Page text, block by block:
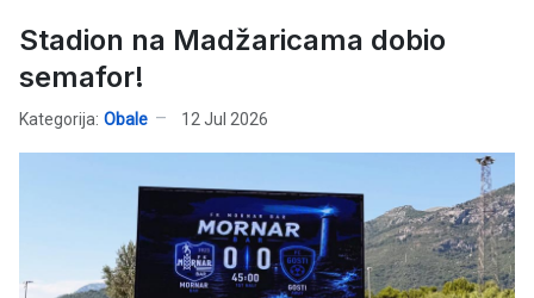
Stadion na Madžaricama dobio
semafor!
Kategorija: Obale 12 Jul 2026